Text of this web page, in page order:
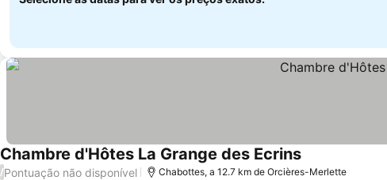
Chambre d'Hôtes La Grange des Ecrins
/Pontuação não disponível Chabottes, a 12.7 km de Orcières-Merlette